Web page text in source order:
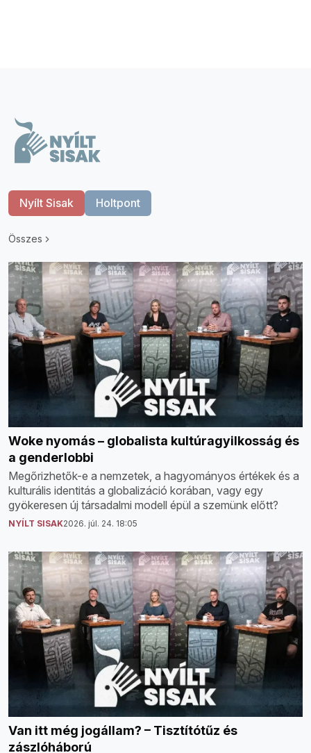
Nyílt Sisak Holtpont
Összes
Woke nyomás – globalista kultúragyilkosság és
a genderlobbi
Megőrizhetők-e a nemzetek, a hagyományos értékek és a
kulturális identitás a globalizáció korában, vagy egy
gyökeresen új társadalmi modell épül a szemünk előtt?
NYÍLT SISAK2026. júl. 24. 18:05
Van itt még jogállam? – Tisztítótűz és
zászlóháború